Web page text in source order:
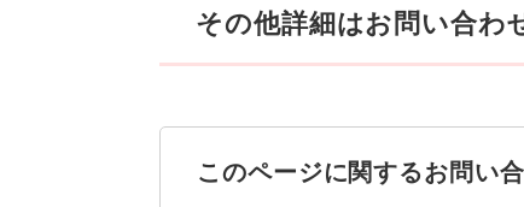
その他詳細はお問い合
このページに関するお問い